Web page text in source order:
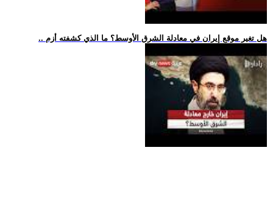
.. هل تغير موقع إيران في معادلة الشرق الأوسط؟ ما الذي كشفته أزم